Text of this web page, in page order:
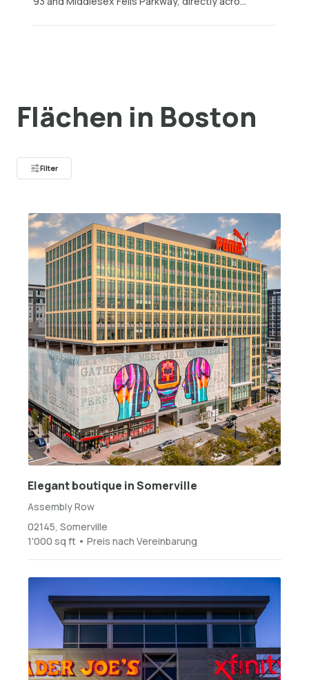
Flächen in Boston
Filter
Elegant boutique in Somerville
Assembly Row
02145, Somerville
1'000 sq ft • Preis nach Vereinbarung